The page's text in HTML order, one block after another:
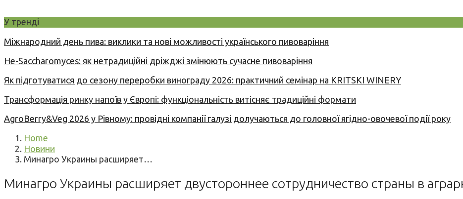
У тренді
Міжнародний день пива: виклики та нові можливості українського пивоваріння
Не-Saccharomyces: як нетрадиційні дріжджі змінюють сучасне пивоваріння
Як підготуватися до сезону переробки винограду 2026: практичний семінар на KRITSKI WINERY
Трансформація ринку напоїв у Європі: функціональність витісняє традиційні формати
AgroBerry&Veg 2026 у Рівному: провідні компанії галузі долучаються до головної ягідно-овочевої події року
Home
Новини
Минагро Украины расширяет…
Минагро Украины расширяет двустороннее сотрудничество страны в